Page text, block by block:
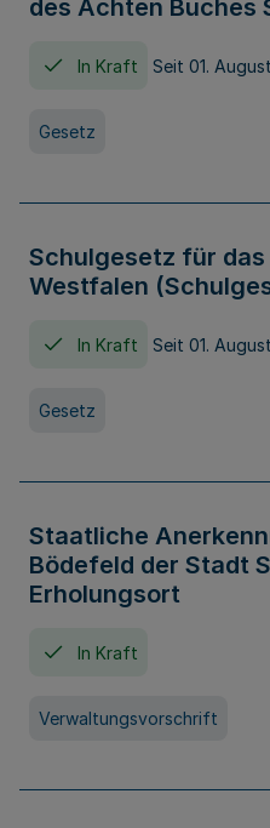
des Achten Buches
In Kraft Seit 01.
Gesetz
Schulgesetz für
Westfalen
In Kraft Seit 01.
Gesetz
Staatliche
Bödefeld der Stadt
Erholungsort
In Kraft
Verwaltungsvorschrift